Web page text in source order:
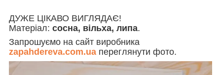
ДУЖЕ ЦІКАВО ВИГЛЯДАЄ!
Матеріал: сосна, вільха, липа.
Запрошуємо на сайт виробника
zapahdereva.com.ua переглянути фото.